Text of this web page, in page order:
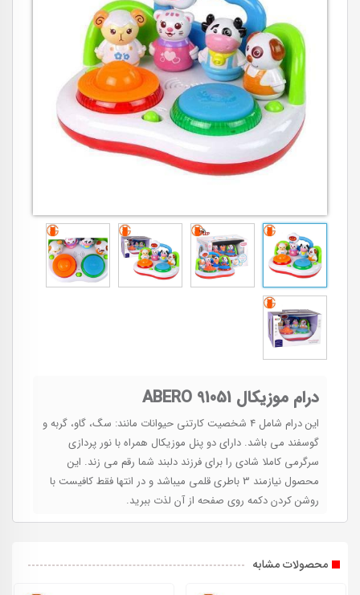
درام موزیکال ABERO 91051
این درام شامل 4 شخصیت کارتنی حیوانات مانند: سگ، گاو، گربه و
گوسفند می باشد. دارای دو پنل موزیکال همراه با نور پردازی
سرگرمی کاملا شادی را برای فرزند دلبند شما رقم می زند. این
محصول نیازمند 3 باطری قلمی میباشد و در انتها فقط کافیست با
روشن کردن دکمه روی صفحه از آن لذت ببرید.
محصولات مشابه